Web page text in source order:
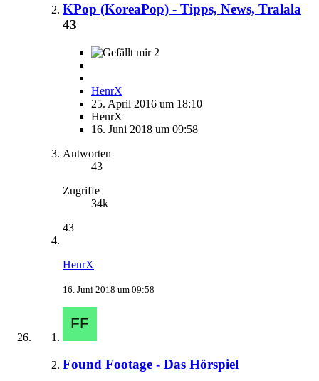
KPop (KoreaPop) - Tipps, News, Tralala
43
2
HenrX
25. April 2016 um 18:10
HenrX
16. Juni 2018 um 09:58
Antworten
43
Zugriffe
34k
43
HenrX
16. Juni 2018 um 09:58
Found Footage - Das Hörspiel